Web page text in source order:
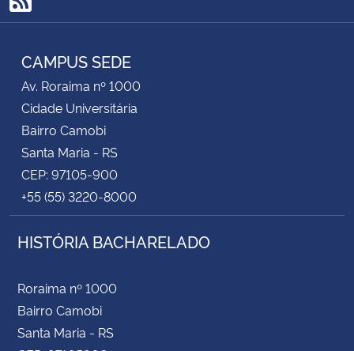
RSS
CAMPUS SEDE
Av. Roraima nº 1000
Cidade Universitária
Bairro Camobi
Santa Maria - RS
CEP: 97105-900
+55 (55) 3220-8000
HISTÓRIA BACHARELADO
Roraima nº 1000
Bairro Camobi
Santa Maria - RS